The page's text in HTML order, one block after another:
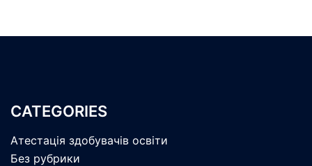
CATEGORIES
Атестація здобувачів освіти
Без рубрики